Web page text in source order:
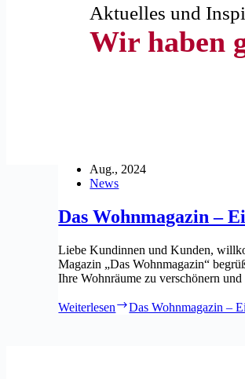
Aktuelles und
Wir haben
Aug., 2024
News
Das Wohnmagazin –
Liebe Kundinnen und Kunden,
Magazin „Das Wohnmagazin“
Ihre Wohnräume zu verschönern
Weiterlesen Das Wohnmagazin –